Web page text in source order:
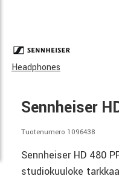
Headphones
Sennheiser
Tuotenumero 1096438
Sennheiser HD 480
studiokuuloke